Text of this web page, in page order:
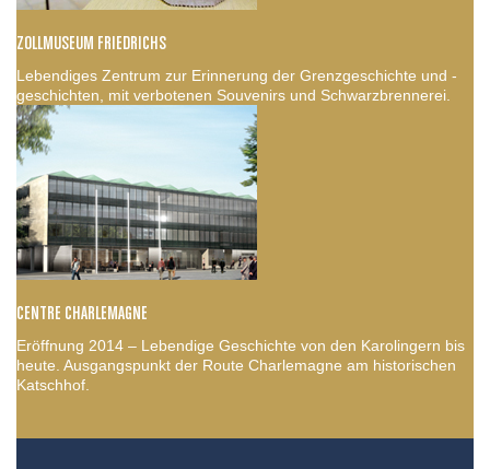
ZOLLMUSEUM FRIEDRICHS
Lebendiges Zentrum zur Erinnerung der Grenzgeschichte und -
geschichten, mit verbotenen Souvenirs und Schwarzbrennerei.
CENTRE CHARLEMAGNE
Eröffnung 2014 – Lebendige Geschichte von den Karolingern bis
heute. Ausgangspunkt der Route Charlemagne am historischen
Katschhof.